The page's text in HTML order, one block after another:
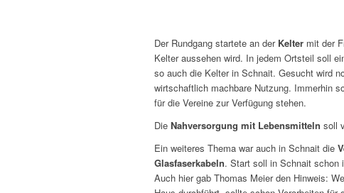
Der Rundgang startete an der Kelter mit der
Kelter aussehen wird. In jedem Ortsteil soll
so auch die Kelter in Schnait. Gesucht wird
wirtschaftlich machbare Nutzung. Immerhin
für die Vereine zur Verfügung stehen.
Die Nahversorgung mit Lebensmitteln soll
Ein weiteres Thema war auch in Schnait die
Glasfaserkabeln. Start soll in Schnait schon
Auch hier gab Thomas Meier den Hinweis: